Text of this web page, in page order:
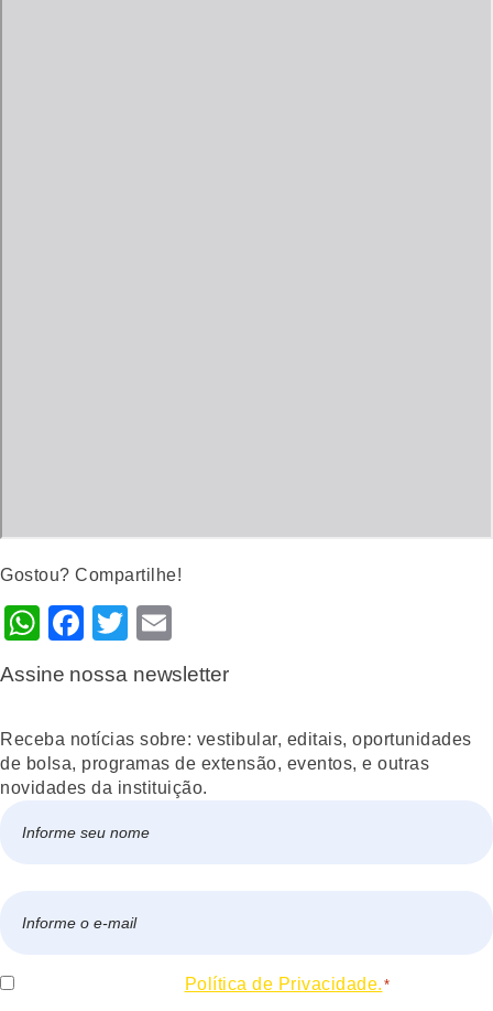
Gostou? Compartilhe!
WhatsApp
Facebook
Twitter
Assine nossa newsletter
Receba notícias sobre: vestibular, editais, oportunidades
de bolsa, programas de extensão, eventos, e outras
novidades da instituição.
mail
Consentir Política de Privacidade. *